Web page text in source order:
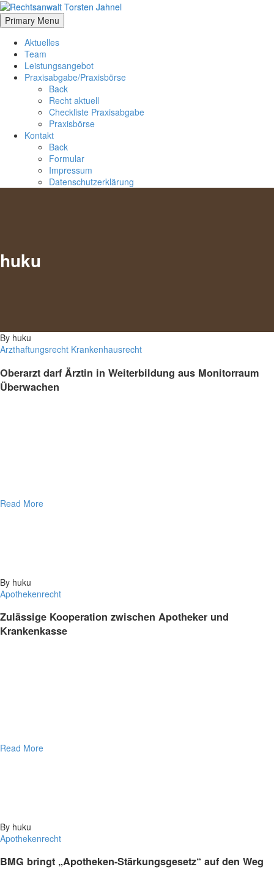
Primary Menu
Aktuelles
Team
Leistungsangebot
Praxisabgabe/Praxisbörse
Back
Recht aktuell
Checkliste Praxisabgabe
Praxisbörse
Kontakt
Back
Formular
Impressum
Datenschutzerklärung
huku
By huku
Arzthaftungsrecht Krankenhausrecht
Oberarzt darf Ärztin in Weiterbildung aus Monitorraum
Überwachen
Read More
By huku
Apothekenrecht
Zulässige Kooperation zwischen Apotheker und
Krankenkasse
Read More
By huku
Apothekenrecht
BMG bringt „Apotheken-Stärkungsgesetz“ auf den Weg